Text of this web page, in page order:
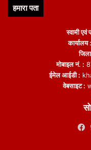
हमारा पता
स्वामी
कार्यालय :
मोबाइल नं. :
ईमेल आईडी :
वेबसाइट :